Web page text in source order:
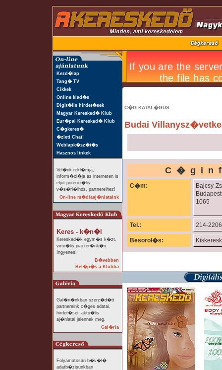
Kezd�lap
Tang� TV
Cikkek
Online kiad�s
Digit�lis hirdet�sek
Magyar Keresked� Klub
Eur�pai Keresked� Klub
C�gkeres�
�zleti Chat!
Weblapk�sz�t�s
Hasznos linkek
Vel�nk rekl�mja,
inform�ci�ja az interneten is
eljut potenci�lis
v�s�rl�ihoz, partnereihez!
On-line m�diaaj�nlataink
Keres - k�n�l
Keresked�k egym�s k�zt,
virtu�lis piacter�nk�n.
Ingyenes!
B�vebben
Bel�p�s a Klubba
Gal�ri�nkban szerz�d�tt
partnereink c�ges adatai,
hirdet�sei, aktu�lis
aj�nlatai jelennek meg.
Gal�ria
Folyamatosan b�v�l�
adatb�zisunkban
C�G KATAL�GUS
Budai
C�m:
Bajcsy-
Budapest
1065
Tel.: 214-2206
Besorol�s: